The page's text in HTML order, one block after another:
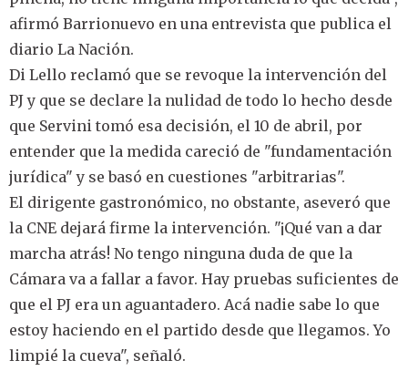
afirmó Barrionuevo en una entrevista que publica el
diario La Nación.
Di Lello reclamó que se revoque la intervención del
PJ y que se declare la nulidad de todo lo hecho desde
que Servini tomó esa decisión, el 10 de abril, por
entender que la medida careció de "fundamentación
jurídica" y se basó en cuestiones "arbitrarias".
El dirigente gastronómico, no obstante, aseveró que
la CNE dejará firme la intervención. "¡Qué van a dar
marcha atrás! No tengo ninguna duda de que la
Cámara va a fallar a favor. Hay pruebas suficientes de
que el PJ era un aguantadero. Acá nadie sabe lo que
estoy haciendo en el partido desde que llegamos. Yo
limpié la cueva", señaló.